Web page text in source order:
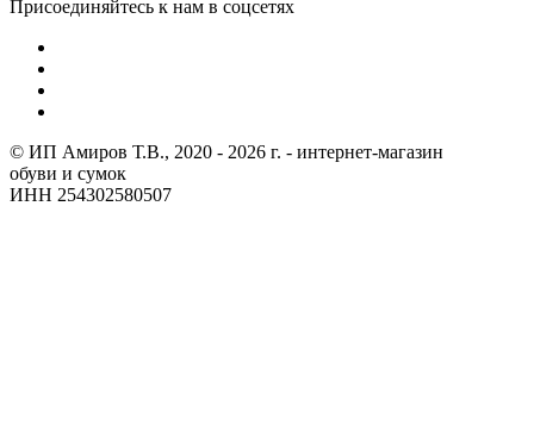
Присоединяйтесь к нам в соцсетях
© ИП Амиров Т.В., 2020 - 2026 г. - интернет-магазин
обуви и сумок
ИНН 254302580507